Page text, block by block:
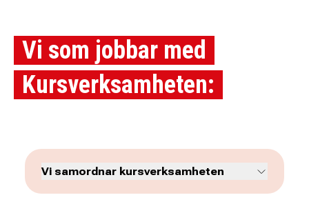
Vi som jobbar med
Kursverksamheten:
Vi samordnar kursverksamheten